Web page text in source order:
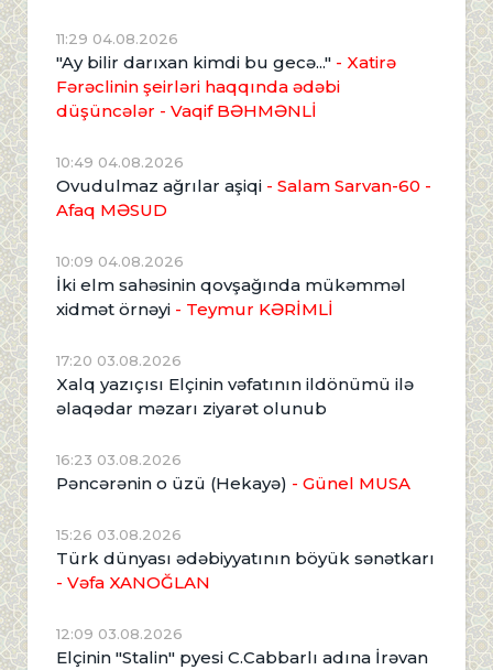
11:29 04.08.2026
"Ay bilir darıxan kimdi bu gecə..." - Xatirə
Fərəclinin şeirləri haqqında ədəbi
düşüncələr - Vaqif BƏHMƏNLİ
10:49 04.08.2026
Ovudulmaz ağrılar aşiqi - Salam Sarvan-60 -
Afaq MƏSUD
10:09 04.08.2026
İki elm sahəsinin qovşağında mükəmməl
xidmət örnəyi - Teymur KƏRİMLİ
17:20 03.08.2026
Xalq yazıçısı Elçinin vəfatının ildönümü ilə
əlaqədar məzarı ziyarət olunub
16:23 03.08.2026
Pəncərənin o üzü (Hekayə) - Günel MUSA
15:26 03.08.2026
Türk dünyası ədəbiyyatının böyük sənətkarı
- Vəfa XANOĞLAN
12:09 03.08.2026
Elçinin "Stalin" pyesi C.Cabbarlı adına İrəvan